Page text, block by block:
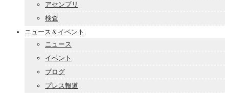
アセンブリ
検査
ニュース＆イベント
ニュース
イベント
ブログ
プレス報道